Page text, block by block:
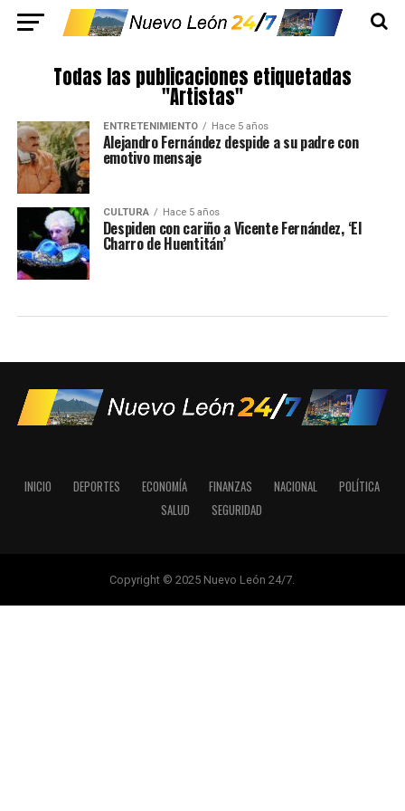
Todas las publicaciones etiquetadas
"Artistas"
ENTRETENIMIENTO Hace 5 años
Alejandro Fernández despide a su padre con
emotivo mensaje
CULTURA Hace 5 años
Despiden con cariño a Vicente Fernández, ‘El
Charro de Huentitán’
INICIO DEPORTES ECONOMÍA FINANZAS NACIONAL
POLÍTICA
SALUD
SEGURIDAD
Copyright © 2025 Nuevo León 24/7.